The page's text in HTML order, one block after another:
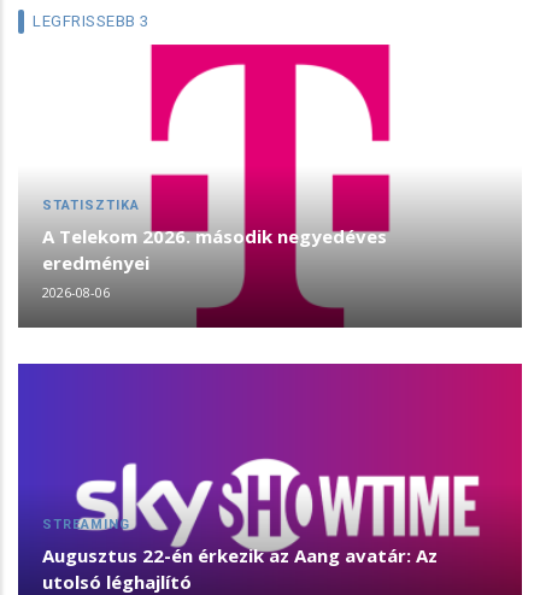
LEGFRISSEBB 3
STATISZTIKA
A Telekom 2026. második negyedéves
eredményei
2026-08-06
STREAMING
Augusztus 22-én érkezik az Aang avatár: Az
utolsó léghajlító